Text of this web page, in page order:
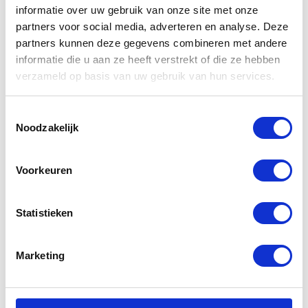
informatie over uw gebruik van onze site met onze
partners voor social media, adverteren en analyse. Deze
partners kunnen deze gegevens combineren met andere
informatie die u aan ze heeft verstrekt of die ze hebben
verzameld op basis van uw gebruik van hun services.
Noodzakelijk
Voorkeuren
Statistieken
Marketing
Gerelateerde
producten
Jacket
Womens